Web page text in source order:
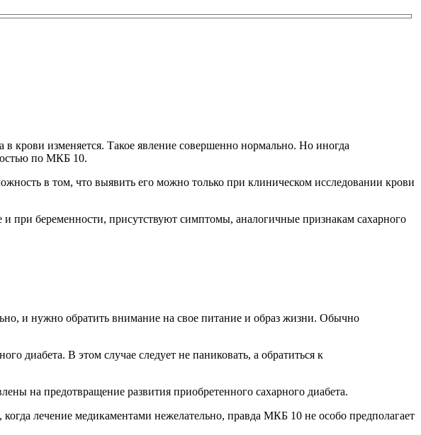
в крови изменяется. Такое явление совершенно нормально. Но иногда
по МКБ 10.
в том, что выявить его можно только при клиническом исследовании крови
при беременности, присутствуют симптомы, аналогичные признакам сахарного
и нужно обратить внимание на свое питание и образ жизни. Обычно
диабета. В этом случае следует не паниковать, а обратиться к
на предотвращение развития приобретенного сахарного диабета.
лечение медикаментами нежелательно, правда МКБ 10 не особо предполагает